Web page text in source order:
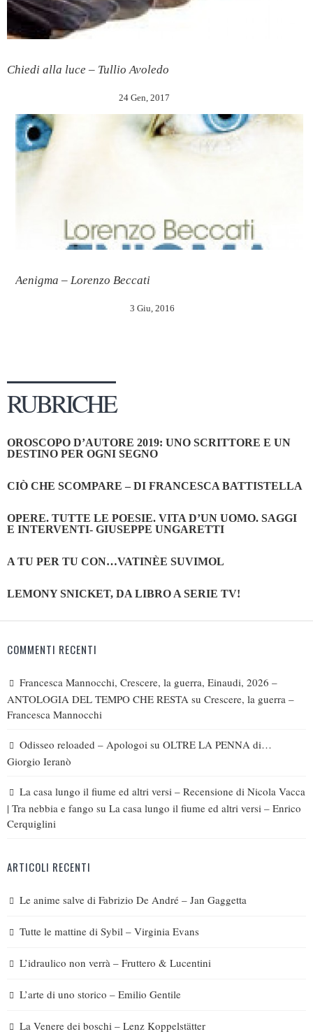
Chiedi alla luce – Tullio Avoledo
24 Gen, 2017
Aenigma – Lorenzo Beccati
3 Giu, 2016
RUBRICHE
OROSCOPO D’AUTORE 2019: UNO SCRITTORE E UN
DESTINO PER OGNI SEGNO
CIÒ CHE SCOMPARE – DI FRANCESCA BATTISTELLA
OPERE. TUTTE LE POESIE. VITA D’UN UOMO. SAGGI
E INTERVENTI- GIUSEPPE UNGARETTI
A TU PER TU CON…VATINÈE SUVIMOL
LEMONY SNICKET, DA LIBRO A SERIE TV!
COMMENTI RECENTI
Francesca Mannocchi, Crescere, la guerra, Einaudi, 2026 –
ANTOLOGIA DEL TEMPO CHE RESTA su Crescere, la guerra –
Francesca Mannocchi
Odisseo reloaded – Apologoi su OLTRE LA PENNA di…
Giorgio Ieranò
La casa lungo il fiume ed altri versi – Recensione di Nicola Vacca
| Tra nebbia e fango su La casa lungo il fiume ed altri versi – Enrico
Cerquiglini
ARTICOLI RECENTI
Le anime salve di Fabrizio De André – Jan Gaggetta
Tutte le mattine di Sybil – Virginia Evans
L’idraulico non verrà – Fruttero & Lucentini
L’arte di uno storico – Emilio Gentile
La Venere dei boschi – Lenz Koppelstätter